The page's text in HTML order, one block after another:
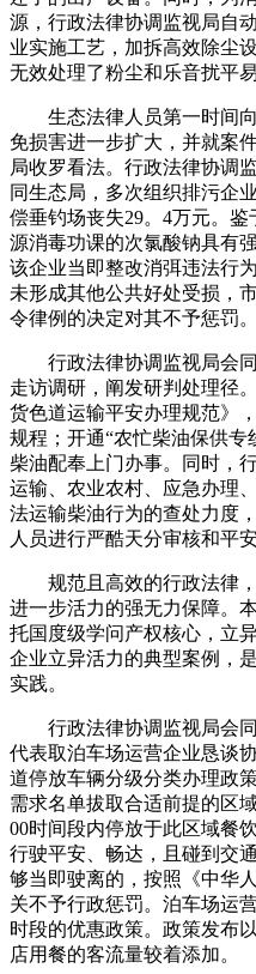
源，行政法律协调监视局自
业实施工艺，加拆高效除尘
无效处理了粉尘和乐音扰平易
生态法律人员第一时间向
免损害进一步扩大，并就案
局收罗看法。行政法律协调
同生态局，多次组织排污企
偿垂钓场丧失29。4万元。
源消毒功课的次氯酸钠具有
该企业当即整改消弭违法行
未形成其他公共好处受损，
令律例的决定对其不予惩罚。
行政法律协调监视局会同
走访调研，阐发研判处理径
货色道运输平安办理规范》
规程；开通“农忙柴油保供专
柴油配奉上门办事。同时，
运输、农业农村、应急办理
法运输柴油行为的查处力度
人员进行严酷天分审核和平
规范且高效的行政法律，
进一步活力的强无力保障。
托国度级学问产权核心，立
企业立异活力的典型案例，
实践。
行政法律协调监视局会同
代表取泊车场运营企业恳谈
道停放车辆分级分类办理政
需求名单拔取合适前提的区
00时间段内停放于此区域餐
行驶平安、畅达，且碰到交
够当即驶离的，按照《中华
关不予行政惩罚。泊车场运
时段的优惠政策。政策发布
店用餐的客流量较着添加。